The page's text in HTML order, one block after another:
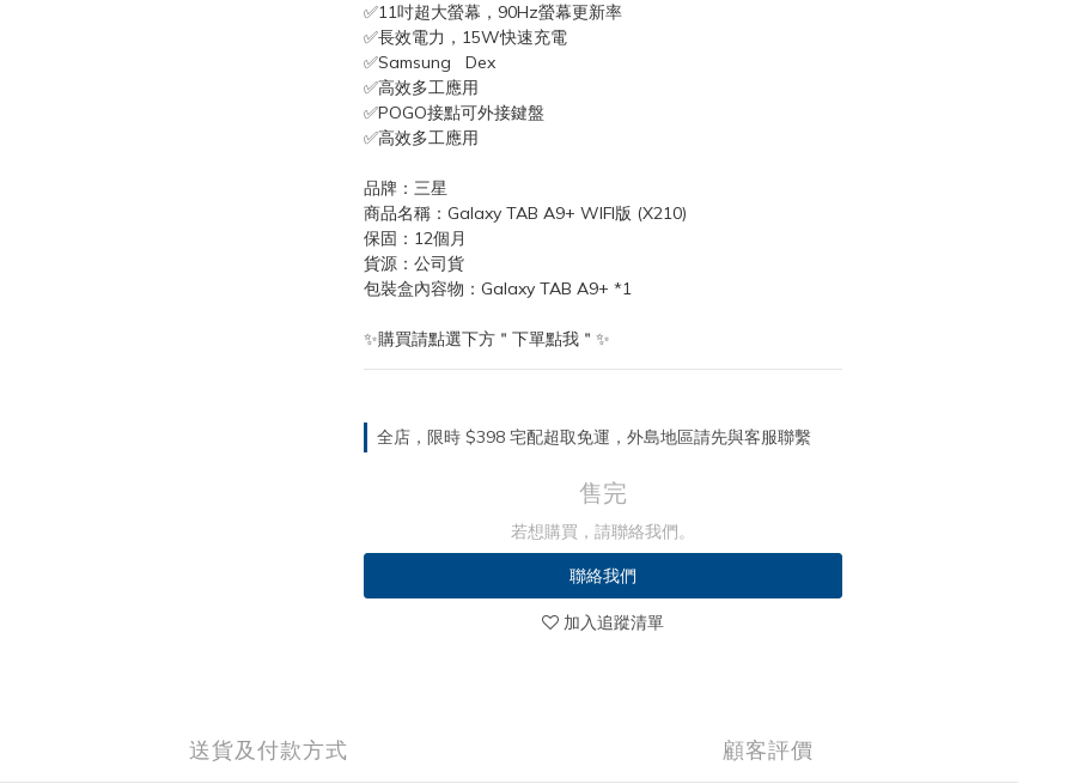
✅11吋超大螢幕，90Hz螢幕更新率
✅長效電力，15W快速充電
✅Samsung   Dex
✅高效多工應用
✅POGO接點可外接鍵盤
✅高效多工應用
品牌：三星
商品名稱：Galaxy TAB A9+ WIFI版 (X210)
保固：12個月
貨源：公司貨
包裝盒內容物：Galaxy TAB A9+ *1
✨購買請點選下方＂下單點我＂✨
全店，限時 $398 宅配超取免運，外島地區請先與客服聯繫
售完
若想購買，請聯絡我們。
聯絡我們
加入追蹤清單
送貨及付款方式 顧客評價